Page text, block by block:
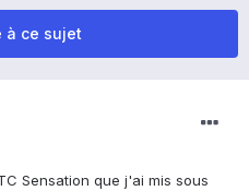
à ce sujet
Sensation que j'ai mis sous